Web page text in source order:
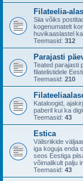
Filateelia-
Siia võiks
kogenumatelt
huvikaaslastel
Teemasid: 312
Parajasti
Teated parajasti
filatelistidele
Teemasid: 210
Kataloogid,
paberil kui ka
Teemasid: 43
Estica
Välisriikide
iga koguja enda
seos Eestiga
võimalikult palju
Teemasid: 43